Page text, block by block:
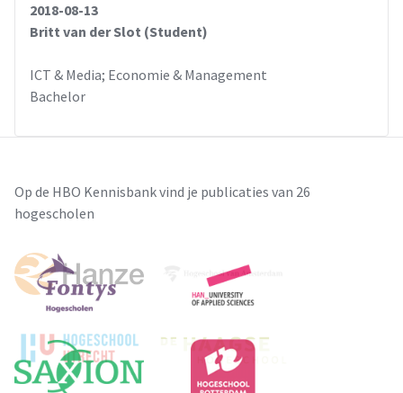
2018-08-13
Britt van der Slot (Student)
ICT & Media; Economie & Management
Bachelor
Op de HBO Kennisbank vind je publicaties van 26
hogescholen